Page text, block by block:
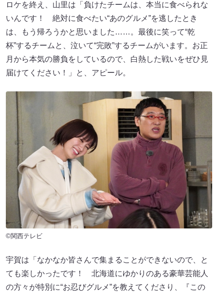
ロケを終え、山里は「負けたチームは、本当に食べられな
いんです！ 絶対に食べたい“あのグルメ”を逃したとき
は、もう帰ろうかと思いました……。最後に笑って“乾
杯”するチームと、泣いて“完敗”するチームがいます。お正
月から本気の勝負をしているので、白熱した戦いをぜひ見
届けてください！」と、アピール。
©関西テレビ
宇賀は「なかなか皆さんで集まることができないので、と
ても楽しかったです！ 北海道にゆかりのある豪華芸能人
の方々が特別に“お忍びグルメ”を教えてくださり、『この